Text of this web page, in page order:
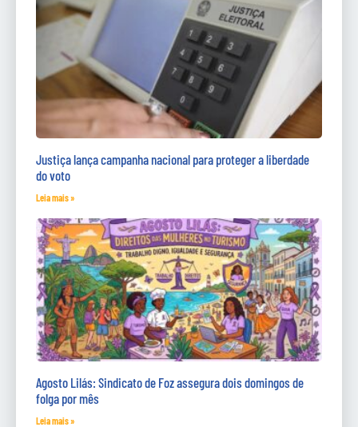
Justiça lança campanha nacional para proteger a liberdade
do voto
Leia mais »
Agosto Lilás: Sindicato de Foz assegura dois domingos de
folga por mês
Leia mais »